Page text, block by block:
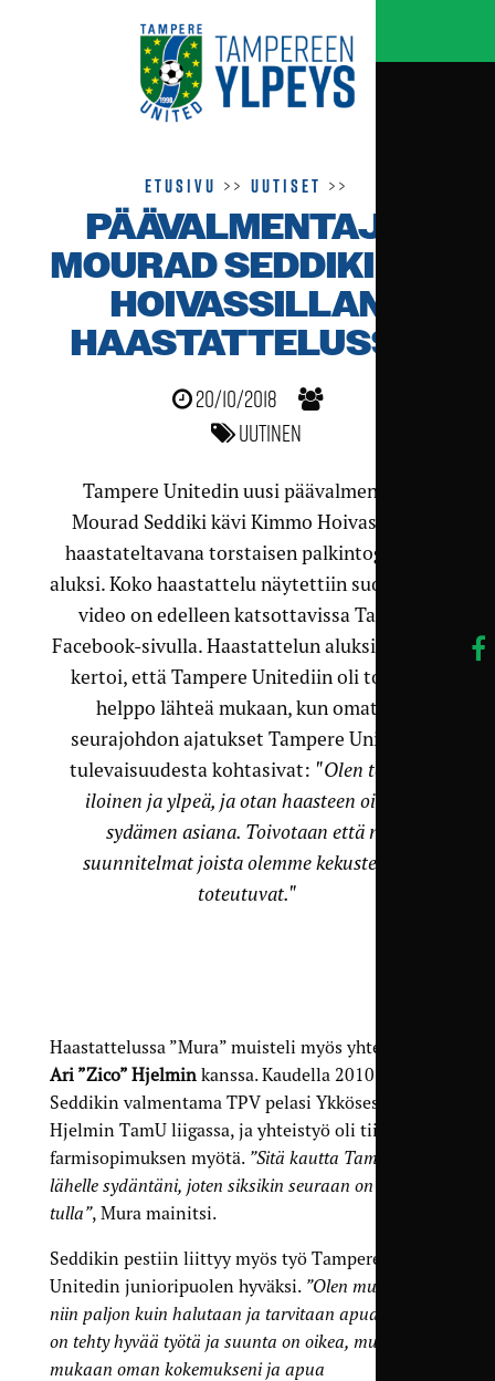
Etusivu >>Uutiset >>
PÄÄVALMENTAJA
MOURAD SEDDIKI OLI
HOIVASSILLAN
HAASTATTELUSSA
20/10/2018
Uutinen
Tampere Unitedin uusi päävalmentaja
Mourad Seddiki kävi Kimmo Hoivassillan
haastateltavana torstaisen palkintogaalan
aluksi. Koko haastattelu näytettiin suorana, ja
video on edelleen katsottavissa TamUn
Facebook-sivulla. Haastattelun aluksi Seddiki
kertoi, että Tampere Unitediin oli todella
helppo lähteä mukaan, kun omat ja
seurajohdon ajatukset Tampere Unitedin
tulevaisuudesta kohtasivat: "Olen todella
iloinen ja ylpeä, ja otan haasteen oikein
sydämen asiana. Toivotaan että ne
suunnitelmat joista olemme kekustelleet
toteutuvat."
Haastattelussa ”Mura” muisteli myös yhteistyötä
Ari ”Zico” Hjelminkanssa. Kaudella 2010
Seddikin valmentama TPV pelasi Ykkösessä ja
Hjelmin TamU liigassa, ja yhteistyö oli tiivistä
farmisopimuksen myötä. ”Sitä kautta TamU tuli
lähelle sydäntäni, joten siksikin seuraan on helppo
tulla”, Mura mainitsi.
Seddikin pestiin liittyy myös työ Tampere
Unitedin junioripuolen hyväksi. ”Olen mukana
niin paljon kuin halutaan ja tarvitaan apua. Siellä
on tehty hyvää työtä ja suunta on oikea, mutta tuon
mukaan oman kokemukseni ja apua